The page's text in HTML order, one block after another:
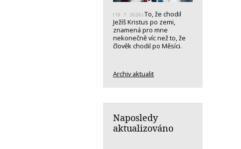
(19. 7. 2026) To, že chodil
Ježíš Kristus po zemi,
znamená pro mne
nekonečně víc než to, že
člověk chodil po Měsíci.
Archiv aktualit
Naposledy
aktualizováno